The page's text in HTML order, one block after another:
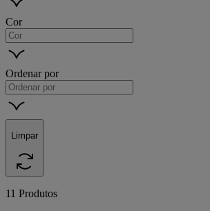
Cor
Ordenar por
Limpar
11 Produtos